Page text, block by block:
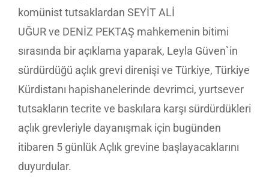
komünist tutsaklardan SEYİT ALİ
UĞUR ve DENİZ PEKTAŞ mahkemenin bitimi
sırasında bir açıklama yaparak, Leyla Güven`in
sürdürdüğü açlık grevi direnişi ve Türkiye, Türkiye
Kürdistanı hapishanelerinde devrimci, yurtsever
tutsakların tecrite ve baskılara karşı sürdürdükleri
açlık grevleriyle dayanışmak için bugünden
itibaren 5 günlük Açlık grevine başlayacaklarını
duyurdular.